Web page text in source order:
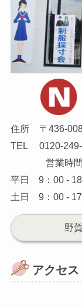
住所
〒436-
TEL
0120-
営業時間
平日 9：00 -
土日 9：00 -
野
アクセス